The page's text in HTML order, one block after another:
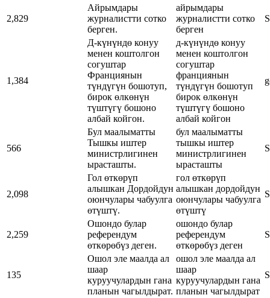
2,829
Айрымдары
журналистти сотко
берген.
айрымдары
журналистти сотко
берген
1,384
Д-күнүндө конуу
менен коштолгон
согуштар
Франциянын
түндүгүн бошотуп,
бирок өлкөнүн
түштүгү бошоно
албай койгон.
д-күнүндө конуу
менен коштолгон
согуштар
франциянын
түндүгүн бошотуп
бирок өлкөнүн
түштүгү бошоно
албай койгон
566
Бул маалыматты
Тышкы иштер
министрлигинен
ырасташты.
бул маалыматты
тышкы иштер
министрлигинен
ырасташты
2,098
Гол өткөрүп
алышкан Дордойдун
оюнчулары чабуулга
өтүштү.
гол өткөрүп
алышкан дордойдун
оюнчулары чабуулга
өтүштү
2,259
Ошондо булар
референдум
өткөрөбүз деген.
ошондо булар
референдум
өткөрөбүз деген
135
Ошол эле маалда ал
шаар
куруучулардын гана
планын чагылдырат.
ошол эле маалда ал
шаар
куруучулардын гана
планын чагылдырат